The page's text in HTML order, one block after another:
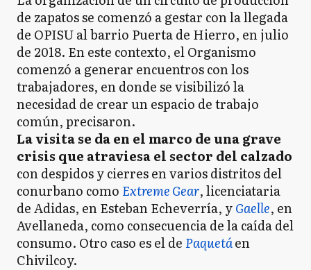
de zapatos se comenzó a gestar con la llegada
de OPISU al barrio Puerta de Hierro, en julio
de 2018. En este contexto, el Organismo
comenzó a generar encuentros con los
trabajadores, en donde se visibilizó la
necesidad de crear un espacio de trabajo
común, precisaron.
La visita se da en el marco de una grave
crisis que atraviesa el sector del calzado
con despidos y cierres en varios distritos del
conurbano como Extreme Gear, licenciataria
de Adidas, en Esteban Echeverría, yGaelle, en
Avellaneda, como consecuencia de la caída del
consumo. Otro caso es el de Paquetáen
Chivilcoy.